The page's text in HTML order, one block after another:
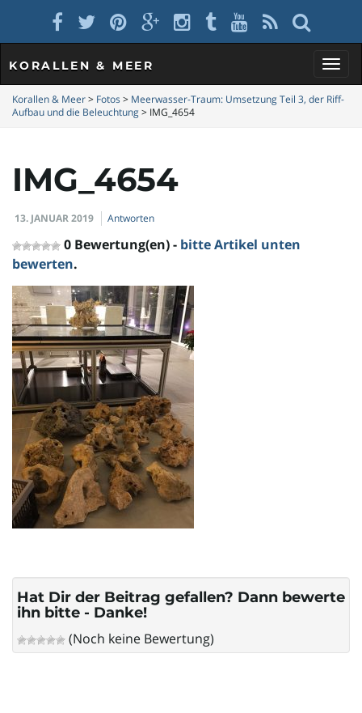
S
N
KORALLEN & MEER
Korallen & Meer> Fotos > Meerwasser-Traum: Umsetzung Teil 3, der Riff-
Aufbau und die Beleuchtung> IMG_4654
IMG_4654
13. JANUAR 2019 Antworten
0 Bewertung(en) - bitte Artikel unten
bewerten.
Hat Dir der Beitrag gefallen? Dann bewerte
ihn bitte - Danke!
(Noch keine Bewertung)